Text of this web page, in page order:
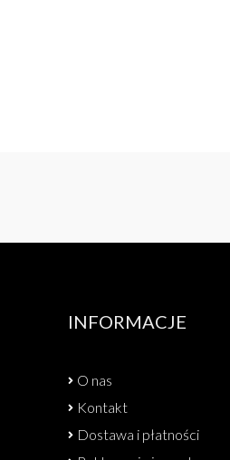
INFORMACJE
O nas
Kontakt
Dostawa i płatności